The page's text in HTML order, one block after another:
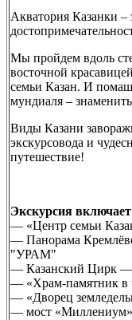
Акватория Казанки –
Мы пройдем вдоль
восточной
семьи Казан. И
мундиаля –
Виды Казани
экскурсовода и
путешествие!
Экскурсия
— «Центр семьи
— Панорама
"УРАМ"
— Казанский Цирк —
— «Храм-памятник в
— «Дворец
— мост